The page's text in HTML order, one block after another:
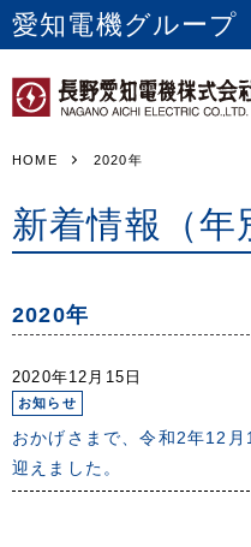
愛知電機グループ
HOME 2020年
新着情報（年
2020年
2020年12月15日
お知らせ
おかげさまで、令和2年12
迎えました。